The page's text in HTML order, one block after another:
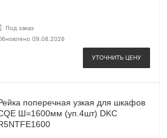
Под заказ
09.08.2026
УТОЧНИТЬ ЦЕНУ
поперечная узкая для шкафов
Ш=1600мм (уп.4шт) DKC